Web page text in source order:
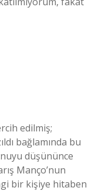
edilmiş;
bağlamında bu
düşününce
Manço’nun
bir kişiye hitaben